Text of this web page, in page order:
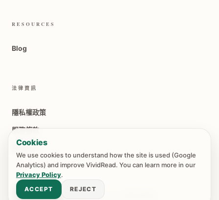
RESOURCES
Blog
法律資訊
隱私權政策
服務條款
聯絡我們
© 2026 VIVIDREAD. 保留所有權利。
Cookies
We use cookies to understand how the site is used (Google
Analytics) and improve VividRead. You can learn more in our
Privacy Policy.
ACCEPT REJECT